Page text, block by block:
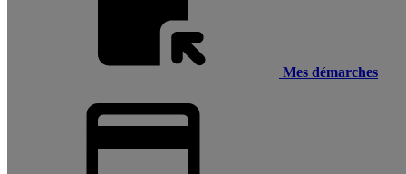
Mes démarches